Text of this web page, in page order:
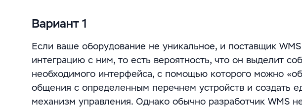
Вариант 1
Если ваше оборудование не уникальное, и поставщик
интеграцию с ним, то есть вероятность, что он выделит
необходимого интерфейса, с помощью которого можно
общения с определенным перечнем устройств и создать
механизм управления. Однако обычно разработчик WMS